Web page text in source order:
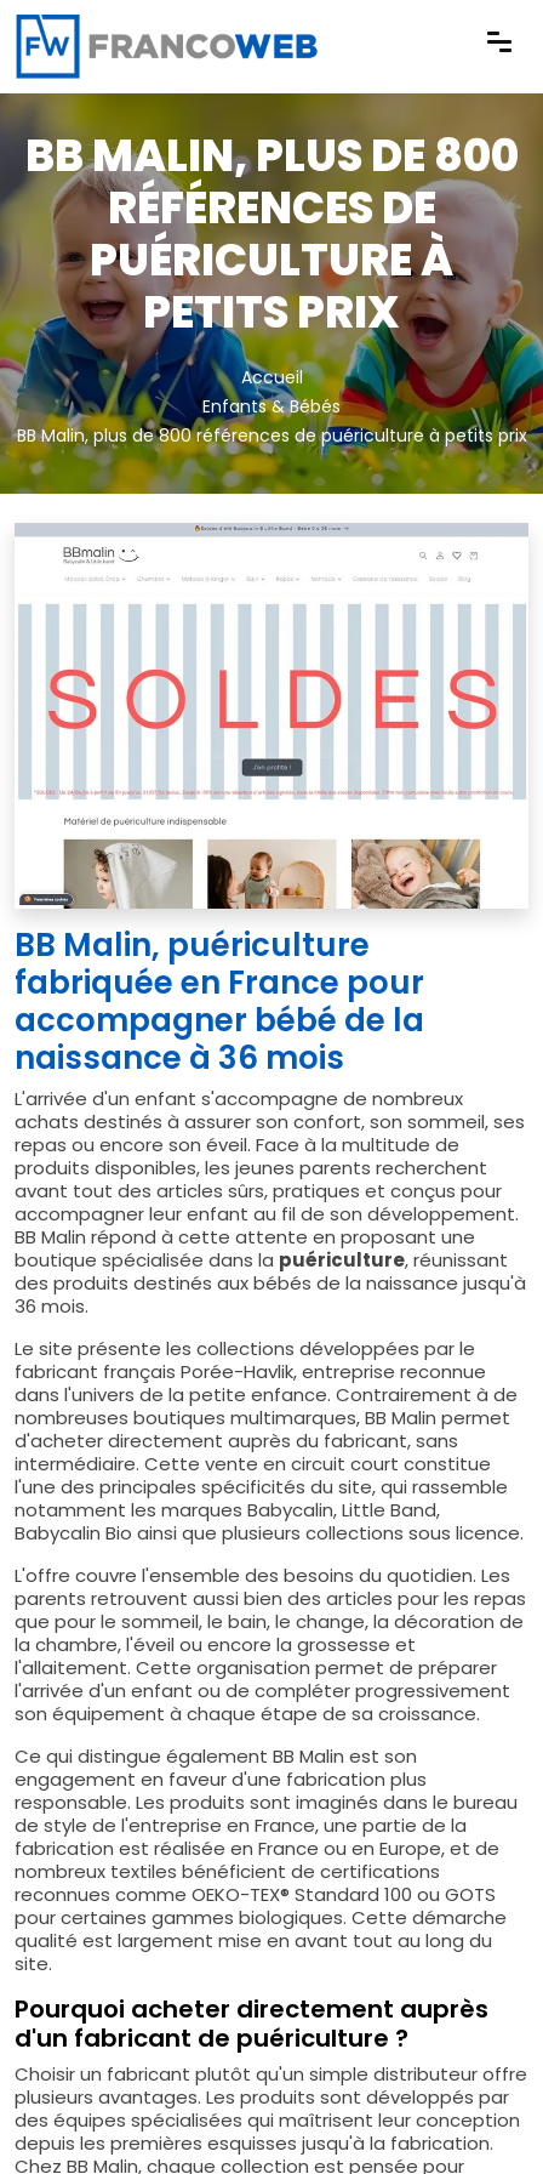
Panneau de gestion des cookies
BB MALIN, PLUS DE 800
RÉFÉRENCES DE
PUÉRICULTURE À
PETITS PRIX
Accueil
Enfants & Bébés
BB Malin, plus de 800 références de puériculture à petits prix
BB Malin, puériculture
fabriquée en France pour
accompagner bébé de la
naissance à 36 mois
L'arrivée d'un enfant s'accompagne de nombreux
achats destinés à assurer son confort, son sommeil, ses
repas ou encore son éveil. Face à la multitude de
produits disponibles, les jeunes parents recherchent
avant tout des articles sûrs, pratiques et conçus pour
accompagner leur enfant au fil de son développement.
BB Malin répond à cette attente en proposant une
boutique spécialisée dans la puériculture, réunissant
des produits destinés aux bébés de la naissance jusqu'à
36 mois.
Le site présente les collections développées par le
fabricant français Porée-Havlik, entreprise reconnue
dans l'univers de la petite enfance. Contrairement à de
nombreuses boutiques multimarques, BB Malin permet
d'acheter directement auprès du fabricant, sans
intermédiaire. Cette vente en circuit court constitue
l'une des principales spécificités du site, qui rassemble
notamment les marques Babycalin, Little Band,
Babycalin Bio ainsi que plusieurs collections sous licence.
L'offre couvre l'ensemble des besoins du quotidien. Les
parents retrouvent aussi bien des articles pour les repas
que pour le sommeil, le bain, le change, la décoration de
la chambre, l'éveil ou encore la grossesse et
l'allaitement. Cette organisation permet de préparer
l'arrivée d'un enfant ou de compléter progressivement
son équipement à chaque étape de sa croissance.
Ce qui distingue également BB Malin est son
engagement en faveur d'une fabrication plus
responsable. Les produits sont imaginés dans le bureau
de style de l'entreprise en France, une partie de la
fabrication est réalisée en France ou en Europe, et de
nombreux textiles bénéficient de certifications
reconnues comme OEKO-TEX® Standard 100 ou GOTS
pour certaines gammes biologiques. Cette démarche
qualité est largement mise en avant tout au long du
site.
Pourquoi acheter directement auprès
d'un fabricant de puériculture ?
Choisir un fabricant plutôt qu'un simple distributeur offre
plusieurs avantages. Les produits sont développés par
des équipes spécialisées qui maîtrisent leur conception
depuis les premières esquisses jusqu'à la fabrication.
Chez BB Malin, chaque collection est pensée pour